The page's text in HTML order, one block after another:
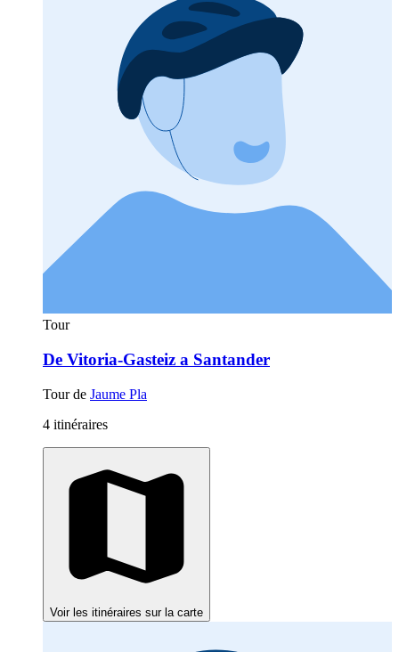
Tour
De Vitoria-Gasteiz a Santander
Tour de Jaume Pla
4 itinéraires
Voir les itinéraires sur la carte